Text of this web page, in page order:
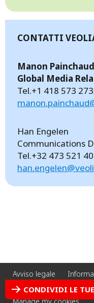
CONTATTI
Manon Painchaud
Global Media
Tel.+1 418 573
Han Engelen
Communications
Tel.+32 473 521
Avviso legale
Accessibility: non-
CONDIVIDI LE